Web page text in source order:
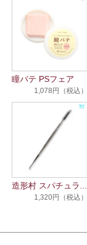
瞳パテ PSフェア
1,078円（税込）
造形村 スパチュラ...
1,320円（税込）